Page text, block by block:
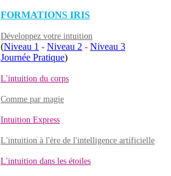
FORMATIONS IRIS
Développez votre intuition
(Niveau 1 - Niveau 2 - Niveau 3
Journée Pratique)
L'intuition du corps
Comme par magie
Intuition Express
L'intuition à l'ère de l'intelligence artificielle
L'intuition dans les étoiles